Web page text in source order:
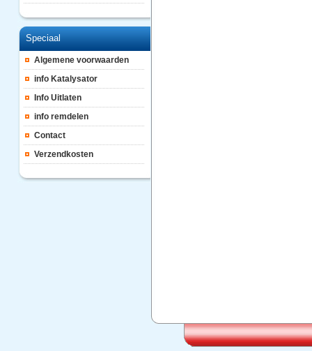
Speciaal
Algemene voorwaarden
info Katalysator
Info Uitlaten
info remdelen
Contact
Verzendkosten